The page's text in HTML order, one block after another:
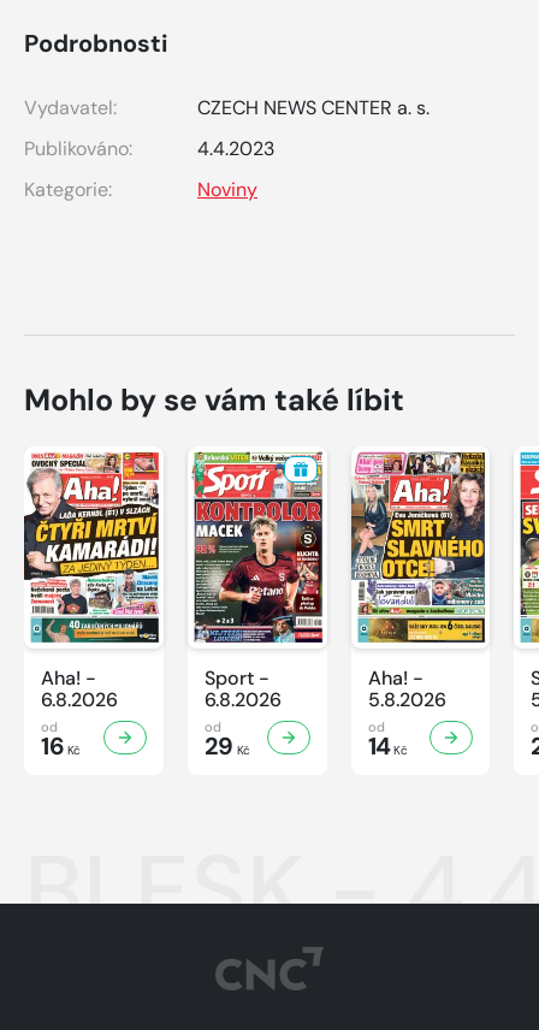
Podrobnosti
Vydavatel:
CZECH NEWS CENTER a. s.
Publikováno:
4.4.2023
Kategorie:
Noviny
Mohlo by se vám také líbit
Aha! -
6.8.2026
od
16 Kč
Sport -
6.8.2026
od
29 Kč
Aha! -
5.8.2026
od
14Kč
BLESK -